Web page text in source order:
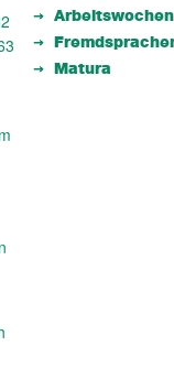
Arbeitswochen
Matura